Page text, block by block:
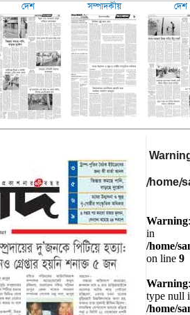
দেশ সম্পাদকীয় দেশ
/home/